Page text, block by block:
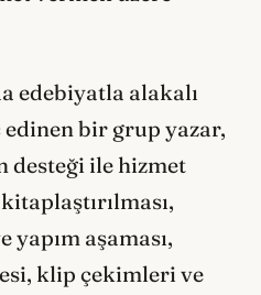
edebiyatla alakalı
edinen bir grup yazar,
desteği ile hizmet
yapım aşaması,
klip çekimleri ve